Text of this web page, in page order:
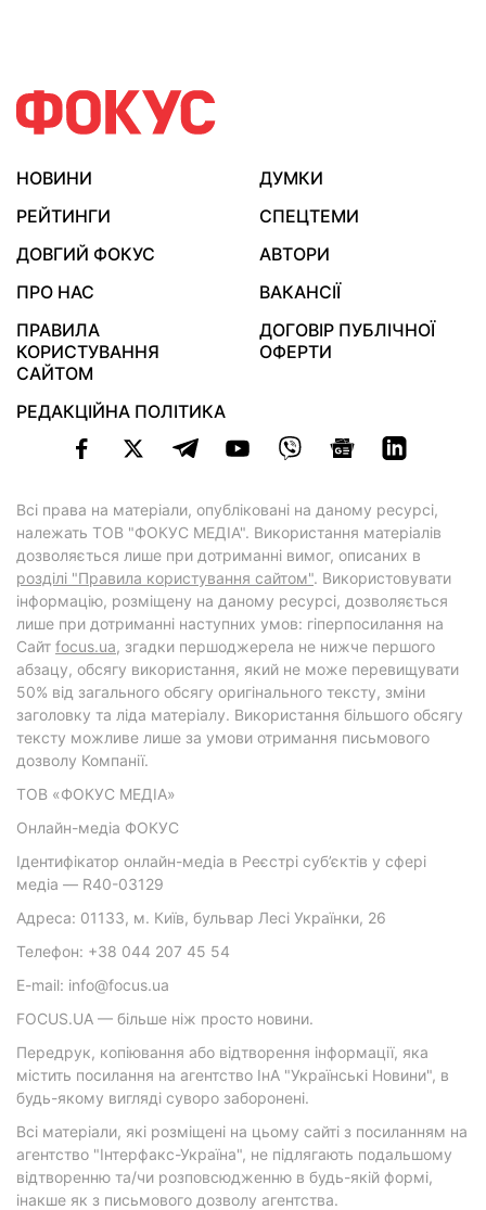
НОВИНИ
ДУМКИ
РЕЙТИНГИ
СПЕЦТЕМИ
ДОВГИЙ ФОКУС
АВТОРИ
ПРО НАС
ВАКАНСІЇ
ПРАВИЛА
КОРИСТУВАННЯ
САЙТОМ
ДОГОВІР ПУБЛІЧНОЇ
ОФЕРТИ
РЕДАКЦІЙНА ПОЛІТИКА
Всі права на матеріали, опубліковані на даному ресурсі,
належать ТОВ "ФОКУС МЕДІА". Використання матеріалів
дозволяється лише при дотриманні вимог, описаних в
розділі "Правила користування сайтом". Використовувати
інформацію, розміщену на даному ресурсі, дозволяється
лише при дотриманні наступних умов: гіперпосилання на
Cайт focus.ua, згадки першоджерела не нижче першого
абзацу, обсягу використання, який не може перевищувати
50% від загального обсягу оригінального тексту, зміни
заголовку та ліда матеріалу. Використання більшого обсягу
тексту можливе лише за умови отримання письмового
дозволу Компанії.
ТОВ «ФОКУС МЕДІА»
Онлайн-медіа ФОКУС
Ідентифікатор онлайн-медіа в Реєстрі суб’єктів у сфері
медіа — R40-03129
Адреса: 01133, м. Київ, бульвар Лесі Українки, 26
Телефон: +38 044 207 45 54
E-mail: info@focus.ua
FOCUS.UA — більше ніж просто новини.
Передрук, копіювання або відтворення інформації, яка
містить посилання на агентство ІнА "Українські Новини", в
будь-якому вигляді суворо заборонені.
Всі матеріали, які розміщені на цьому сайті з посиланням на
агентство "Інтерфакс-Україна", не підлягають подальшому
відтворенню та/чи розповсюдженню в будь-якій формі,
інакше як з письмового дозволу агентства.